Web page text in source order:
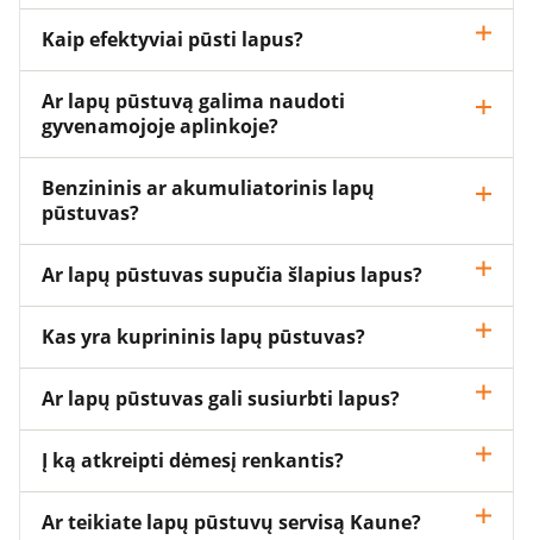
Kaip efektyviai pūsti lapus?
Ar lapų pūstuvą galima naudoti
gyvenamojoje aplinkoje?
Benzininis ar akumuliatorinis lapų
pūstuvas?
Ar lapų pūstuvas supučia šlapius lapus?
Kas yra kuprininis lapų pūstuvas?
Ar lapų pūstuvas gali susiurbti lapus?
Į ką atkreipti dėmesį renkantis?
Ar teikiate lapų pūstuvų servisą Kaune?